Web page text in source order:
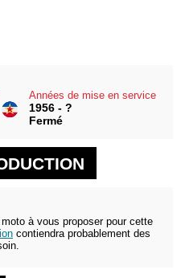
Années de mise en service
1956 - ?
Fermé
à vous proposer pour cette
contiendra probablement des